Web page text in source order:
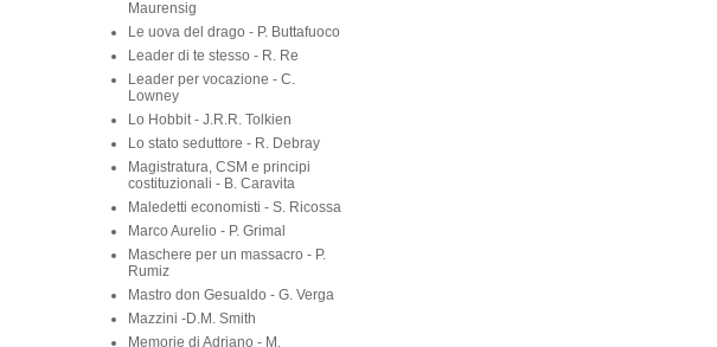
Maurensig
Le uova del drago - P. Buttafuoco
Leader di te stesso - R. Re
Leader per vocazione - C.
Lowney
Lo Hobbit - J.R.R. Tolkien
Lo stato seduttore - R. Debray
Magistratura, CSM e principi
costituzionali - B. Caravita
Maledetti economisti - S. Ricossa
Marco Aurelio - P. Grimal
Maschere per un massacro - P.
Rumiz
Mastro don Gesualdo - G. Verga
Mazzini -D.M. Smith
Memorie di Adriano - M.